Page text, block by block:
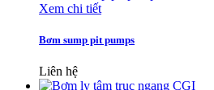
Xem chi tiết
Bơm sump pit pumps
Liên hệ